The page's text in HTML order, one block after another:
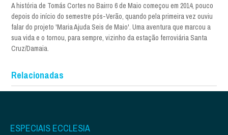
A história de Tomás Cortes no Bairro 6 de Maio começou em 2014, pouco
depois do início do semestre pós-Verão, quando pela primeira vez ouviu
falar do projeto 'Maria Ajuda Seis de Maio'. Uma aventura que marcou a
sua vida e o tornou, para sempre, vizinho da estação ferroviária Santa
Cruz/Damaia.
Relacionadas
ESPECIAIS ECCLESIA